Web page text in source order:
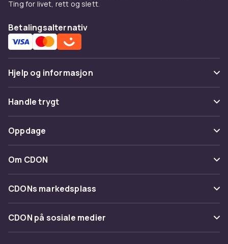
Ting for livet, rett og slett.
Betalingsalternativ
Hjelp og informasjon
Vanlige spørsmål
Spor pakke
Angre & returner her
Kontakt oss
Handle trygt
Betaling
Levering
Tilbakekallinger
Oppdage
Kategorier
Varemerker
Om CDON
Om oss
Kundeanmeldelser
Jobbe på CDON
CDONs markedsplass
Merchant Help Center
CDON på sosiale medier